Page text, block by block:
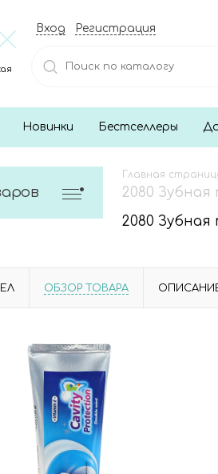
Вход Регистрация
Новинки Бестселлеры
Главная
2080
2080
ОБЗОР ТОВАРА